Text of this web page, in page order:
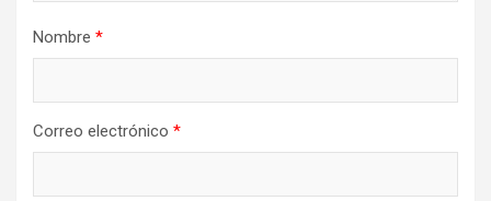
Nombre *
Correo electrónico *